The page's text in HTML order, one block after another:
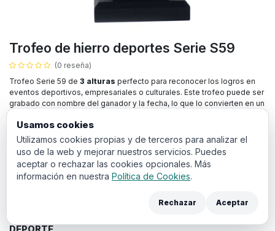
Trofeo de hierro deportes Serie S59
(0 reseña)
Trofeo Serie 59 de 3 alturas perfecto para reconocer los logros en
eventos deportivos, empresariales o culturales. Este trofeo puede ser
grabado con nombre del ganador y la fecha, lo que lo convierten en un
13,50€ IVA incluido
ALTURA
DEPORTE
Usamos cookies
Utilizamos cookies propias y de terceros para analizar el
uso de la web y mejorar nuestros servicios. Puedes
aceptar o rechazar las cookies opcionales. Más
información en nuestra Política de Cookies.
Rechazar Aceptar